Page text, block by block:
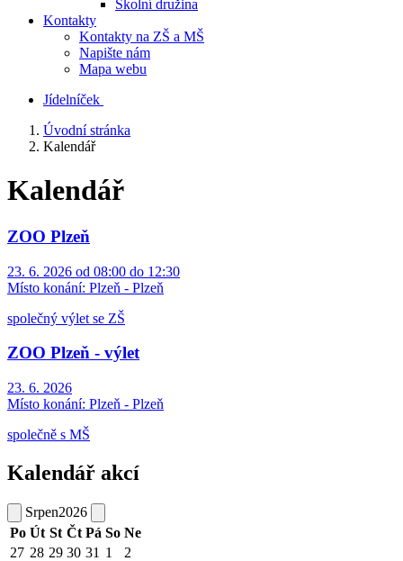
Školní družina
Kontakty
Kontakty na ZŠ a MŠ
Napište nám
Mapa webu
Jídelníček
Úvodní stránka
Kalendář
Kalendář
ZOO Plzeň
23. 6. 2026 od 08:00 do 12:30
Místo konání: Plzeň - Plzeň
společný výlet se ZŠ
ZOO Plzeň - výlet
23. 6. 2026
Místo konání: Plzeň - Plzeň
společně s MŠ
Kalendář akcí
Srpen2026
Po Út St Čt Pá So Ne
27 28 29 30 31 1
2